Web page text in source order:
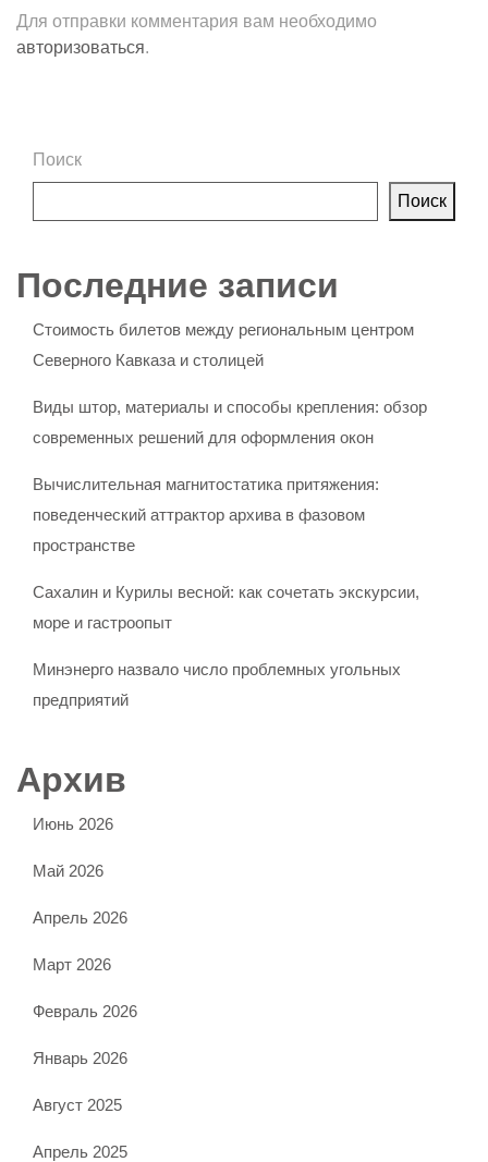
Для отправки комментария вам необходимо
авторизоваться.
Поиск
Поиск
Последние записи
Стоимость билетов между региональным центром
Северного Кавказа и столицей
Виды штор, материалы и способы крепления: обзор
современных решений для оформления окон
Вычислительная магнитостатика притяжения:
поведенческий аттрактор архива в фазовом
пространстве
Сахалин и Курилы весной: как сочетать экскурсии,
море и гастроопыт
Минэнерго назвало число проблемных угольных
предприятий
Архив
Июнь 2026
Май 2026
Апрель 2026
Март 2026
Февраль 2026
Январь 2026
Август 2025
Апрель 2025